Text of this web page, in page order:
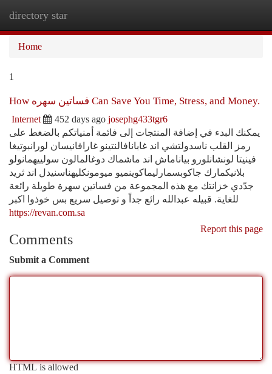
directory star
Home
1
How فساتين سهره Can Save You Time, Stress, and Money.
Internet 452 days ago josephg433tgr6
يمكنك البدء في إضافة المنتجات إلى فائمة أمنياتكم بالضغط على
رمز القلب ناسدولتشي اند غابانافالنتينو غارافانيسان لورانبوتيغا
فينيتا لونشانلورو بياناماش اند ماشماك دوغالمالون سولييهمانولو
بلانيكمارك جاكوبسمارليماكوينميو ميومونكليهناسنيدل اند ثريد
جدّدي خزانتك مع هذه المجموعة من فساتين سهرة طويلة رائعة
للغاية. قبيله عبدالله رائع جداً و توصيل سريع بس خوذوا اكبر
https://revan.com.sa
Report this page
Comments
Submit a Comment
HTML is allowed